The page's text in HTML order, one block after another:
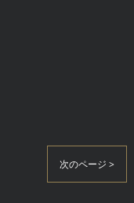
次のページ >